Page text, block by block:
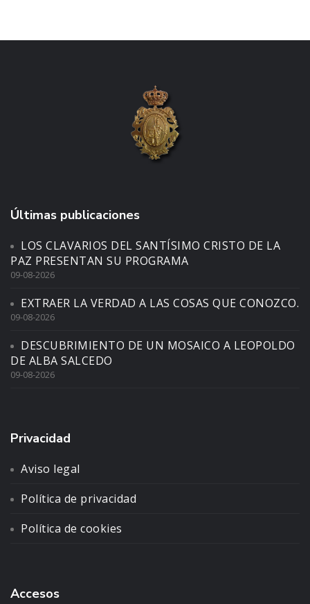
Últimas publicaciones
LOS CLAVARIOS DEL SANTÍSIMO CRISTO DE LA
PAZ PRESENTAN SU PROGRAMA
09-08-2026
EXTRAER LA VERDAD A LAS COSAS QUE CONOZCO.
09-08-2026
DESCUBRIMIENTO DE UN MOSAICO A LEOPOLDO
DE ALBA SALCEDO
09-08-2026
Privacidad
Aviso legal
Política de privacidad
Política de cookies
Accesos